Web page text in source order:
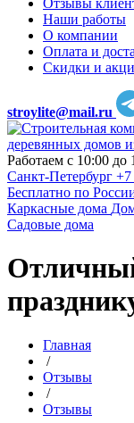
Отзывы
Наши работы
О компании
Оплата и
Скидки и
stroylite@mail.ru
деревянных домов
Работаем с 10:00
Санкт-Петербург +7
Бесплатно по
Каркасные дома
Садовые дома
Главная
/
Отзывы
/
Отзывы